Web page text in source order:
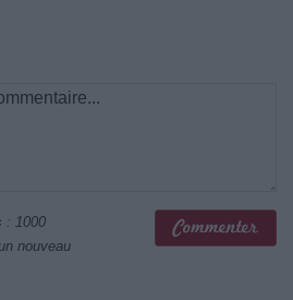
: 1000
nouveau